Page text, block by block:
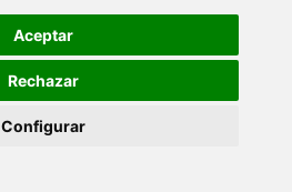
Aceptar
Rechazar
Configurar